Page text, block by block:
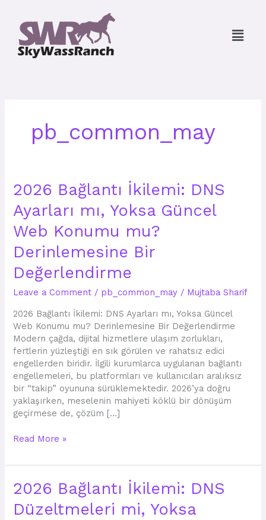
content
Menu
pb_common_may
2026 Bağlantı İkilemi: DNS
Ayarları mı, Yoksa Güncel
Web Konumu mu?
Derinlemesine Bir
Değerlendirme
Leave a Comment / pb_common_may / Mujtaba Sharif
2026 Bağlantı İkilemi: DNS Ayarları mı, Yoksa Güncel
Web Konumu mu? Derinlemesine Bir Değerlendirme
Modern çağda, dijital hizmetlere ulaşım zorlukları,
fertlerin yüzleştiği en sık görülen ve rahatsız edici
engellerden biridir. İlgili kurumlarca uygulanan bağlantı
engellemeleri, bu platformları ve kullanıcıları aralıksız
bir “takip” oyununa sürüklemektedir. 2026’ya doğru
yaklaşırken, meselenin mahiyeti köklü bir dönüşüm
geçirmese de, çözüm […]
2026
Bağlantı
İkilemi:
DNS
Ayarları
mı,
Yoksa
Güncel
Konumu
mu?
Derinlemesine
Bir
Değerlendirme
Read More »
2026 Bağlantı İkilemi: DNS
Düzeltmeleri mi, Yoksa
2026
Bağlantı
İkilemi: